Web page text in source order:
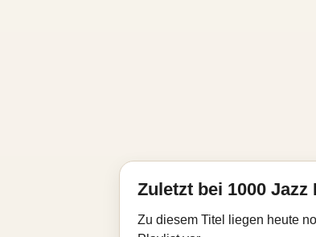
Zuletzt bei 1000
Zu diesem Titel liegen heute